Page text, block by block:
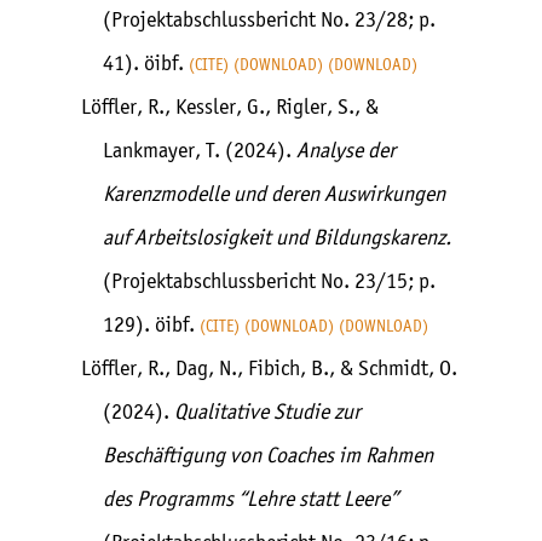
(Projektabschlussbericht No. 23/28; p.
41). öibf.
CITE DOWNLOAD DOWNLOAD
Löffler, R., Kessler, G., Rigler, S., &
Lankmayer, T. (2024). Analyse der
Karenzmodelle und deren Auswirkungen
auf Arbeitslosigkeit und Bildungskarenz.
(Projektabschlussbericht No. 23/15; p.
129). öibf.
CITE DOWNLOAD DOWNLOAD
Löffler, R., Dag, N., Fibich, B., & Schmidt, O.
(2024). Qualitative Studie zur
Beschäftigung von Coaches im Rahmen
des Programms “Lehre statt Leere”